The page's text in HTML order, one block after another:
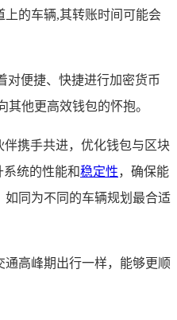
的车辆,其转账时间可能会
对便捷、快捷进行加密货币
他更高效钱包的怀抱。
携手共进，优化钱包与区块
统的性能和稳定性，确保能
同为不同的车辆规划最合适
高峰期出行一样，能够更顺